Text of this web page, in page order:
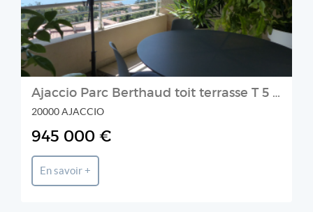
Ajaccio Parc Berthaud toit terrasse T 5 pièce(s) 175 m2 secteur prisé vue mer
20000 AJACCIO
945 000 €
En savoir +